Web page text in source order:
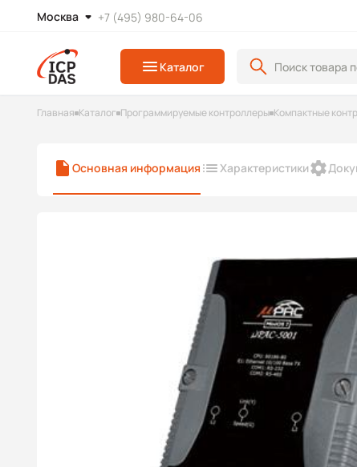
Москва +7 (495) 980-64-06
Каталог
Главная Каталог Программируемые контроллеры Компактные
Основная информация Характеристики